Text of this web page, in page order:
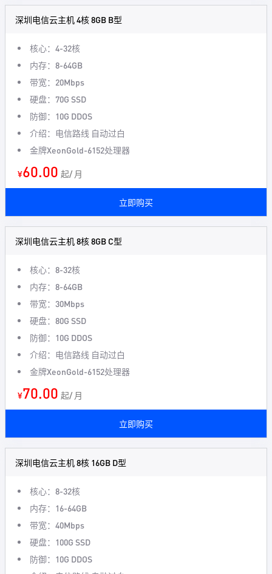
深圳电信云主机 4核 8GB B型
核心：4-32核
内存：8-64GB
带宽：20Mbps
硬盘：70G SSD
防御：10G DDOS
介绍：电信路线 自动过白
金牌XeonGold-6152处理器
¥60.00 起/ 月
立即购买
深圳电信云主机 8核 8GB C型
核心：8-32核
内存：8-64GB
带宽：30Mbps
硬盘：80G SSD
防御：10G DDOS
介绍：电信路线 自动过白
金牌XeonGold-6152处理器
¥70.00 起/ 月
立即购买
深圳电信云主机 8核 16GB D型
核心：8-32核
内存：16-64GB
带宽：40Mbps
硬盘：100G SSD
防御：10G DDOS